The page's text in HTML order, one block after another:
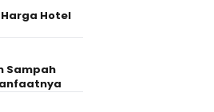
Hotel
Sampah